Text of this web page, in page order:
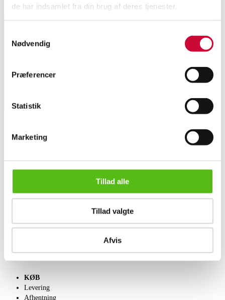
de har indsamlet fra din brug af deres tjenester.
Nødvendig
Præferencer
Statistik
Marketing
Tillad alle
Tillad valgte
Afvis
Fandt ingen varer med de valgte søgekriterier
Tilmeld dig vores nyhedsbrev og modtag nyheder samt
Få en vurdering
KØB
Levering
Afhentning